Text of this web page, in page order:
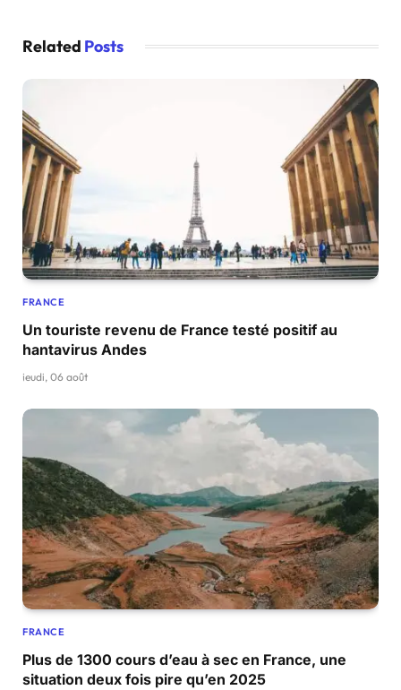
Related Posts
FRANCE
Un touriste revenu de France testé positif au
hantavirus Andes
jeudi, 06 août
FRANCE
Plus de 1300 cours d’eau à sec en France, une
situation deux fois pire qu’en 2025